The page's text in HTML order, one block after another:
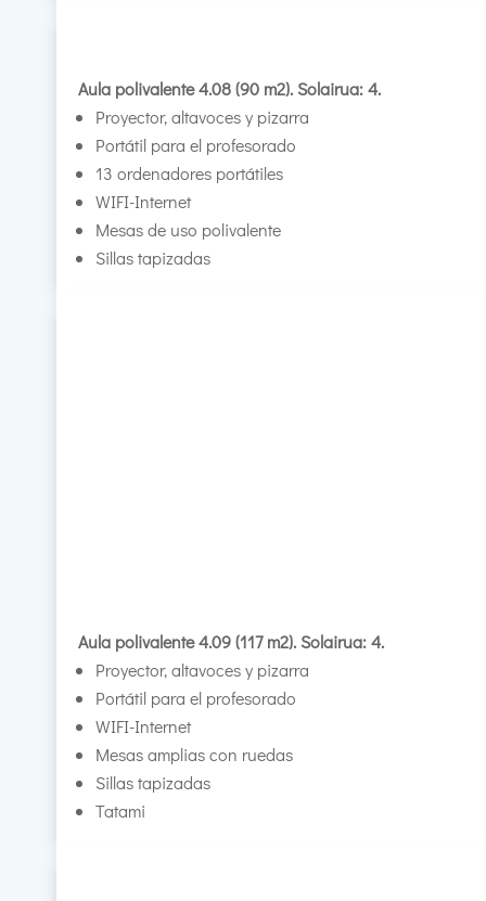
Aula polivalente 4.08 (90 m2). Solairua: 4.
Proyector, altavoces y pizarra
Portátil para el profesorado
13 ordenadores portátiles
WIFI-Internet
Mesas de uso polivalente
Sillas tapizadas
Aula polivalente 4.09 (117 m2). Solairua: 4.
Proyector, altavoces y pizarra
Portátil para el profesorado
WIFI-Internet
Mesas amplias con ruedas
Sillas tapizadas
Tatami